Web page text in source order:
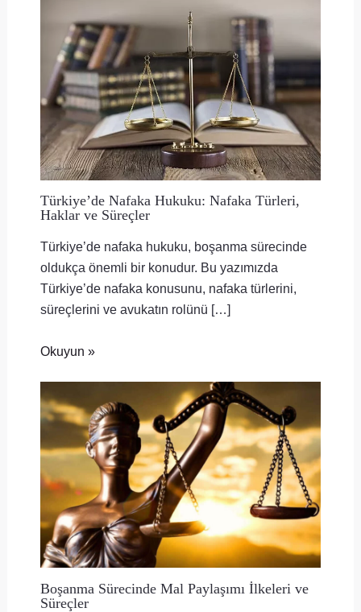
Türkiye’de Nafaka Hukuku: Nafaka Türleri,
Haklar ve Süreçler
Türkiye’de nafaka hukuku, boşanma sürecinde
oldukça önemli bir konudur. Bu yazımızda
Türkiye’de nafaka konusunu, nafaka türlerini,
süreçlerini ve avukatın rolünü […]
Okuyun »
Boşanma Sürecinde Mal Paylaşımı İlkeleri ve
Süreçler